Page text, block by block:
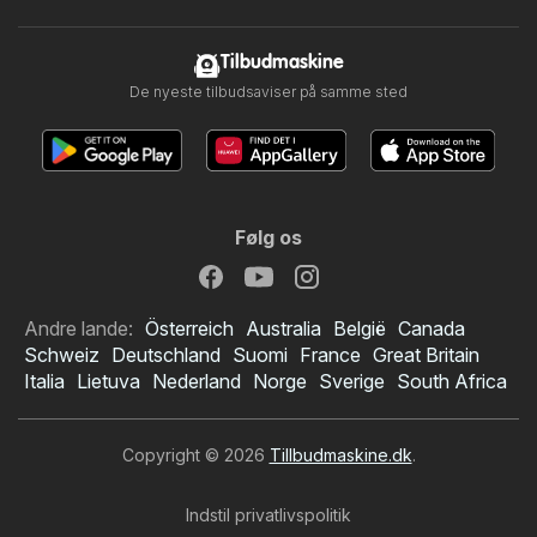
Tilbudmaskine
De nyeste tilbudsaviser på samme sted
Følg os
Andre lande: Österreich Australia België Canada
Schweiz Deutschland Suomi France Great Britain
Italia Lietuva Nederland Norge Sverige South Africa
Copyright © 2026 Tillbudmaskine.dk.
Indstil privatlivspolitik